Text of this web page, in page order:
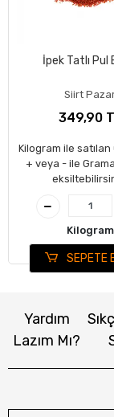
İpek Tatlı Pul
Siirt
349,90
Kilogram ile
+ veya - ile
Kilogram
SEPETE
Yardım
Lazım Mı?